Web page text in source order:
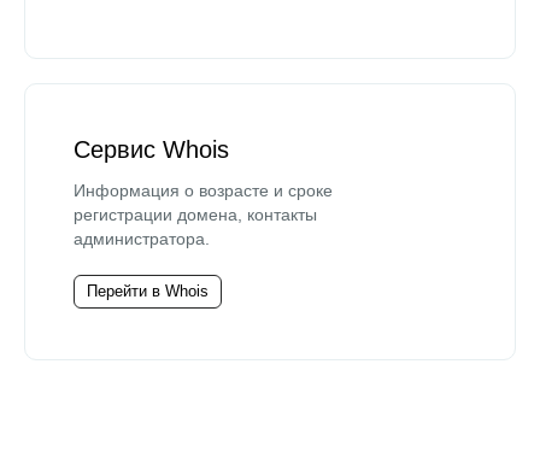
Сервис Whois
Информация о возрасте и сроке
регистрации домена, контакты
администратора.
Перейти в Whois